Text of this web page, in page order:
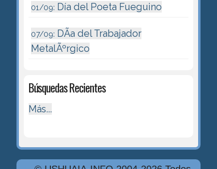
01/09: Día del Poeta Fueguino
07/09: DÃ­a del Trabajador
MetalÃºrgico
Búsquedas Recientes
Más...